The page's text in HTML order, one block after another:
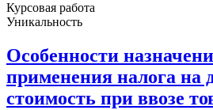
Курсовая работа
Уникальность
Особенности
применения налога на
стоимость при ввозе